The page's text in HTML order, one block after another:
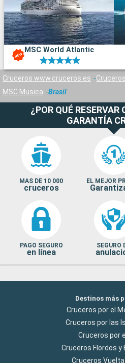
MSC World Atlantic
Cruceros www.cruceros.es
MSC Musica
Brasil
¿POR QUÉ RESERVAR
GARANTÍA
MAS DE 10 000
cruceros
EL MEJOR
PAGO SEGURO
en línea
SEGURO
Destinos más
Cruceros por el
Cruceros por las
Cruceros por
Cruceros Flordos y
Cruceros